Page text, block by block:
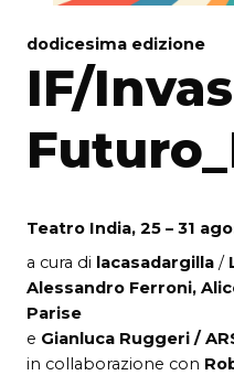
dodicesima edizione
IF/
Teatro India, 25 – 31
a cura di lacasadargilla /
Alessandro Ferroni,
Parise
e Gianluca Ruggeri /
in collaborazione con